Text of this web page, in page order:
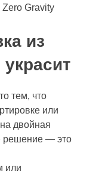
Gravity
из
тем, что
или
двойная
решение — это
или